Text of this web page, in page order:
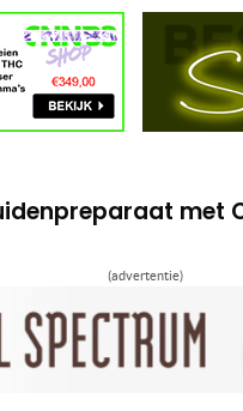
Suver Nuver
met Dexso-
Suver Nuver
met Dexso-
(advertentie)